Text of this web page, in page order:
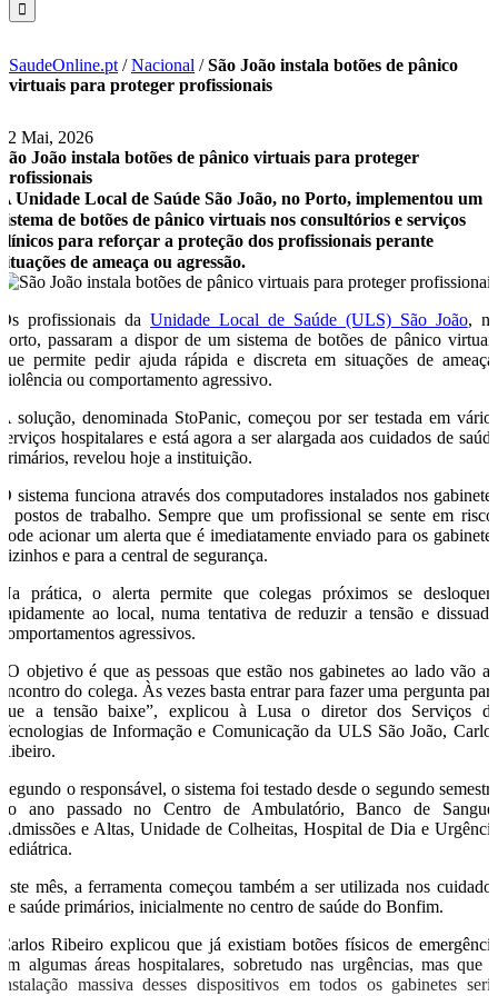
SaudeOnline.pt /Nacional /São João instala botões de pânico
virtuais para proteger profissionais
22 Mai, 2026
São João instala botões de pânico virtuais para proteger
profissionais
A Unidade Local de Saúde São João, no Porto, implementou um
sistema de botões de pânico virtuais nos consultórios e serviços
clínicos para reforçar a proteção dos profissionais perante
situações de ameaça ou agressão.
Os profissionais daUnidade Local de Saúde (ULS) São João, no
Porto, passaram a dispor de um sistema de botões de pânico virtuais
que permite pedir ajuda rápida e discreta em situações de ameaça,
violência ou comportamento agressivo.
A solução, denominada StoPanic, começou por ser testada em vários
serviços hospitalares e está agora a ser alargada aos cuidados de saúde
primários, revelou hoje a instituição.
O sistema funciona através dos computadores instalados nos gabinetes
e postos de trabalho. Sempre que um profissional se sente em risco,
pode acionar um alerta que é imediatamente enviado para os gabinetes
vizinhos e para a central de segurança.
Na prática, o alerta permite que colegas próximos se desloquem
rapidamente ao local, numa tentativa de reduzir a tensão e dissuadir
comportamentos agressivos.
“O objetivo é que as pessoas que estão nos gabinetes ao lado vão ao
encontro do colega. Às vezes basta entrar para fazer uma pergunta para
que a tensão baixe”, explicou à Lusa o diretor dos Serviços de
Tecnologias de Informação e Comunicação da ULS São João, Carlos
Ribeiro.
Segundo o responsável, o sistema foi testado desde o segundo semestre
do ano passado no Centro de Ambulatório, Banco de Sangue,
Admissões e Altas, Unidade de Colheitas, Hospital de Dia e Urgência
Pediátrica.
Este mês, a ferramenta começou também a ser utilizada nos cuidados
de saúde primários, inicialmente no centro de saúde do Bonfim.
Carlos Ribeiro explicou que já existiam botões físicos de emergência
em algumas áreas hospitalares, sobretudo nas urgências, mas que a
instalação massiva desses dispositivos em todos os gabinetes seria